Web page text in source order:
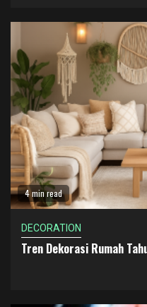
4 min read
DECORATION
Tren Dekorasi Rumah